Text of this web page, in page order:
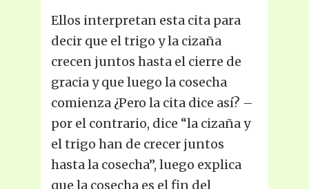
Ellos interpretan esta cita para
decir que el trigo y la cizaña
crecen juntos hasta el cierre de
gracia y que luego la cosecha
comienza ¿Pero la cita dice así? –
por el contrario, dice “la cizaña y
el trigo han de crecer juntos
hasta la cosecha”, luego explica
que la cosecha es el fin del